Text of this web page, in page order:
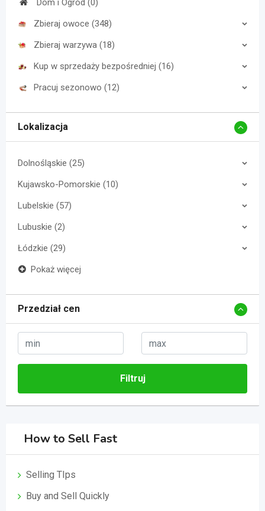
Dom i Ogród (0)
Zbieraj owoce (348)
Zbieraj warzywa (18)
Kup w sprzedaży bezpośredniej (16)
Pracuj sezonowo (12)
Lokalizacja
Dolnośląskie (25)
Kujawsko-Pomorskie (10)
Lubelskie (57)
Lubuskie (2)
Łódzkie (29)
Pokaż więcej
Przedział cen
Filtruj
How to Sell Fast
Selling TIps
Buy and Sell Quickly